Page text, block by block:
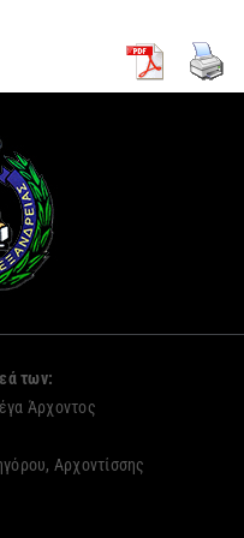
των:
Άρχοντος
Αρχοντίσσης